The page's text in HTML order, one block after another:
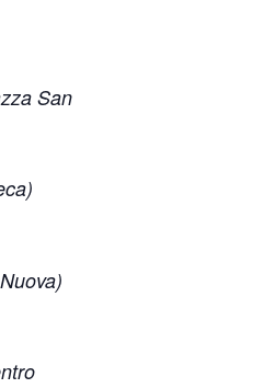
San